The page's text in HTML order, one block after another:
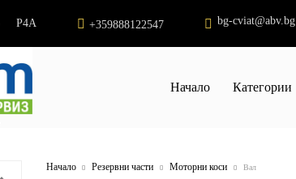
P4A +359888122547 bg-cviat@abv.bg
Начало Категории
Начало Резервни части Моторни коси Вал